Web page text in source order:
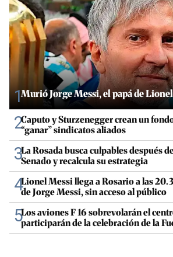
1Murió Jorge Messi, el papá de
2Caputo y Sturzenegger crean un
“ganar” sindicatos aliados
3La Rosada busca culpables después
Senado y recalcula su estrategia
4Lionel Messi llega a Rosario a las
de Jorge Messi, sin acceso al público
5Los aviones F 16 sobrevolarán el
participarán de la celebración de la